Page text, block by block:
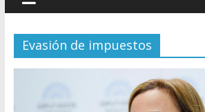
Evasión de impuestos